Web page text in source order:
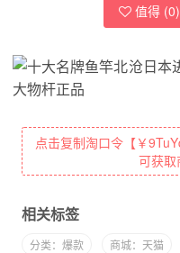
值得 (0)
点击复制淘口令【￥9TuYd6ym6ip￥】
可获
相关标签
分类：爆款 商城：天猫